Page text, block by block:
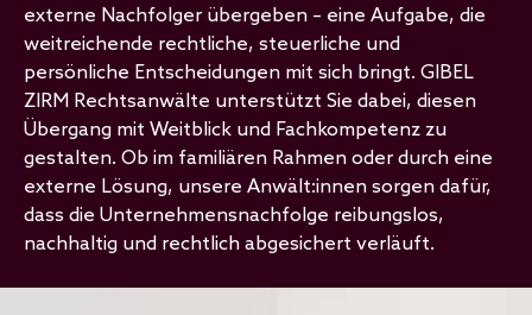
externe Nachfolger übergeben – eine Aufgabe, die
weitreichende rechtliche, steuerliche und
persönliche Entscheidungen mit sich bringt. GIBEL
ZIRM Rechtsanwälte unterstützt Sie dabei, diesen
Übergang mit Weitblick und Fachkompetenz zu
gestalten. Ob im familiären Rahmen oder durch eine
externe Lösung, unsere Anwält:innen sorgen dafür,
dass die Unternehmensnachfolge reibungslos,
nachhaltig und rechtlich abgesichert verläuft.